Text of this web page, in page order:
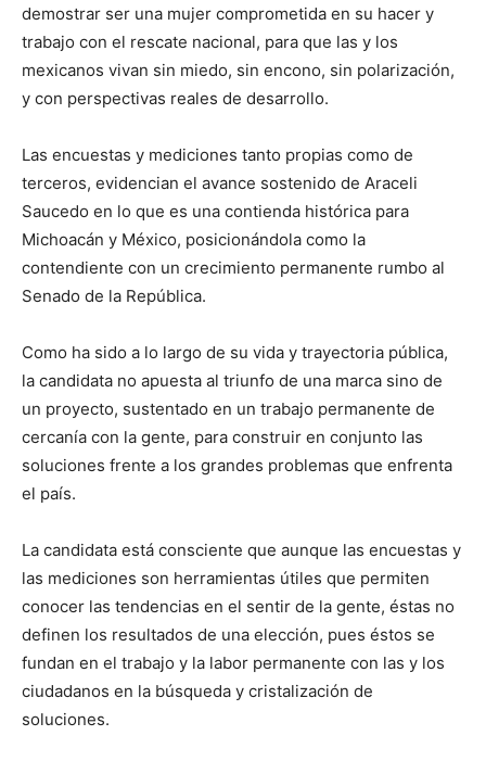
demostrar ser una mujer comprometida en su hacer y
trabajo con el rescate nacional, para que las y los
mexicanos vivan sin miedo, sin encono, sin polarización,
y con perspectivas reales de desarrollo.
Las encuestas y mediciones tanto propias como de
terceros, evidencian el avance sostenido de Araceli
Saucedo en lo que es una contienda histórica para
Michoacán y México, posicionándola como la
contendiente con un crecimiento permanente rumbo al
Senado de la República.
Como ha sido a lo largo de su vida y trayectoria pública,
la candidata no apuesta al triunfo de una marca sino de
un proyecto, sustentado en un trabajo permanente de
cercanía con la gente, para construir en conjunto las
soluciones frente a los grandes problemas que enfrenta
el país.
La candidata está consciente que aunque las encuestas y
las mediciones son herramientas útiles que permiten
conocer las tendencias en el sentir de la gente, éstas no
definen los resultados de una elección, pues éstos se
fundan en el trabajo y la labor permanente con las y los
ciudadanos en la búsqueda y cristalización de
soluciones.